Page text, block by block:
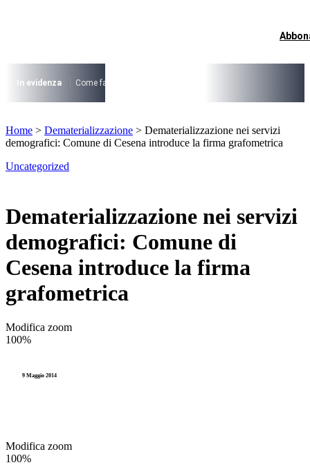
I più cercati
Lorem ipsum dolor sit amet consectetur
Lorem ipsum dolor sit amet consectetur
In evidenza Come fare per …
Lorem ipsum dolor sit amet consectetur
Home > Dematerializzazione > Dematerializzazione nei servizi
demografici: Comune di Cesena introduce la firma grafometrica
Uncategorized
Dematerializzazione nei servizi
demografici: Comune di
Cesena introduce la firma
grafometrica
Modifica zoom
100%
9 Maggio 2014
Modifica zoom
100%